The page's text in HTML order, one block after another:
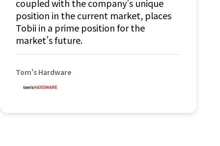
coupled with the company’s unique
position in the current market, places
Tobii in a prime position for the
market’s future.
Tom's Hardware